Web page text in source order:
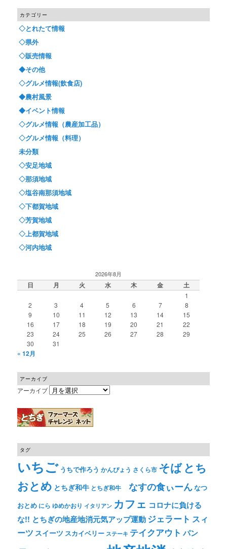
カテゴリー
◇とれたて情報
◇県外
◇販売情報
◆その他
◇グルメ情報(飲食店)
◆農村風景
◆イベント情報
◇グルメ情報（農産加工品）
◇グルメ情報（料理）
未分類
◇安足地域
◇那須地域
◇塩谷南那須地域
◇下都賀地域
◇芳賀地域
◇上都賀地域
◇河内地域
2026年8月
日 月 火 水 木 金 土
1
2
3 4 5 6 7
8
9
10 11 12 13 14
15
16
17 18 19 20 21
22
23
24 25 26 27 28
29
30
31
« 12月
アーカイブ
アーカイブ
タグ
いちご うちで作ろう かんぴょう さくら市 そばとち
おとめ とちぎ和牛 とちぎ和牛 なすの食ぃーんなつ
おとめ にら ゆめかおり イタリアン カフェ コロナに負ける
な!! とちぎの地産地消元気アップ運動ジェラート スィ
ーツ スイーツ スカイベリー ステーキ テイクアウト パン